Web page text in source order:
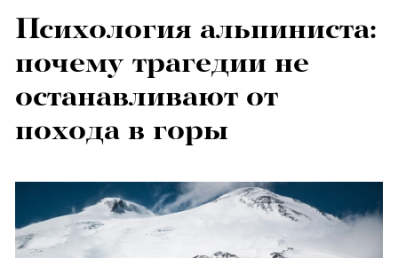
Психология альпиниста:
почему трагедии не
останавливают от
похода в горы